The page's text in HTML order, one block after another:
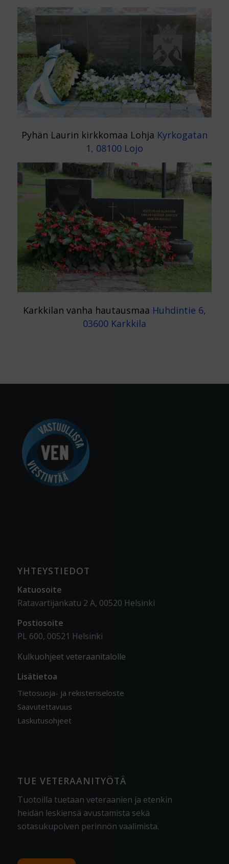
Pyhän Laurin kirkkomaa Lohja Kyrkogatan
1, 08100 Lojo
Karkkilan vanha hautausmaa Huhdintie 6,
03600 Karkkila
YHTEYSTIEDOT
Katuosoite
Ratavartijankatu 2 A, 00520 Helsinki
Postiosoite
PL 600, 00521 Helsinki
Kulkuohjeet veteraanitalolle
Lisätietoa
Tietosuoja- ja rekisteriseloste
Saavutettavuus
Laskutusohjeet
TUE VETERAANITYÖTÄ
Tuotoilla tuetaan veteraanien ja etenkin
heidän leskiensä avustamista sekä
sotasukupolven perinnön vaalimista.